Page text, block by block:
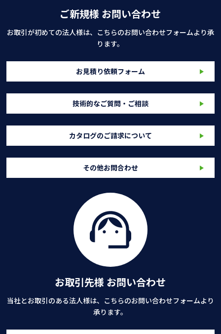
ご新規様 お問い合わせ
お取引が初めての法人様は、こちらのお問い合わせフォームより承
ります。
お見積り依頼フォーム
技術的なご質問・ご相談
カタログのご請求について
その他お問合わせ
お取引先様 お問い合わせ
当社とお取引のある法人様は、こちらのお問い合わせフォームより
承ります。